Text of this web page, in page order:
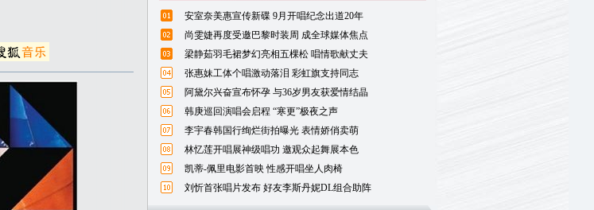
安室奈美惠宣传新碟 9月开唱纪念出道20年
尚雯婕再度受邀巴黎时装周 成全球媒体焦点
梁静茹羽毛裙梦幻亮相五棵松 唱情歌献丈夫
张惠妹工体个唱激动落泪 彩虹旗支持同志
阿黛尔兴奋宣布怀孕 与36岁男友获爱情结晶
韩庚巡回演唱会启程 “寒更”极夜之声
李宇春韩国行绚烂街拍曝光 表情娇俏卖萌
林忆莲开唱展神级唱功 邀观众起舞展本色
凯蒂-佩里电影首映 性感开唱坐人肉椅
刘忻首张唱片发布 好友李斯丹妮DL组合助阵